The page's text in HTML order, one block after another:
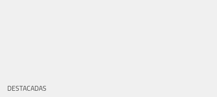
DESTACADAS